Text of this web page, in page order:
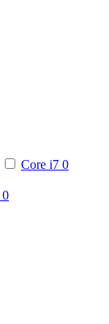
Core i7 0
0